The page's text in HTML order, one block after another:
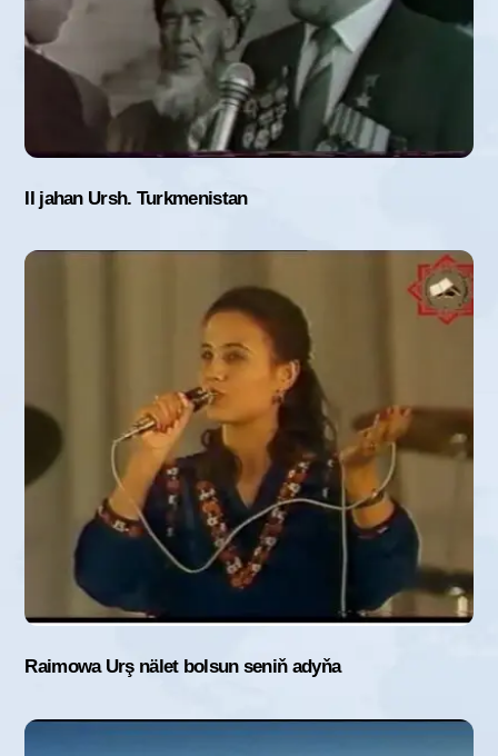
II jahan Ursh. Turkmenistan
Raimowa Urş nälet bolsun seniň adyňa